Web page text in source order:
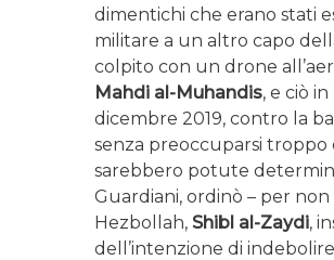
dimentichi che erano stati
militare a un altro capo
colpito con un drone
Mahdi al-Muhandis, e ciò
dicembre 2019, contro la
senza preoccuparsi
sarebbero potute
Guardiani, ordinò – per non
Hezbollah, Shibl al-Zaydi,
dell’intenzione di